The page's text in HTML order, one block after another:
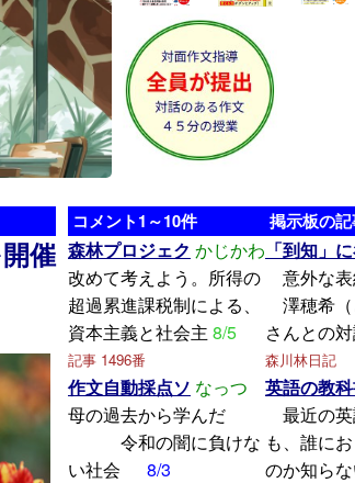
催
コメント1～10件
森林プロジェク かじかわ
改めて考えよう。所得の
超過累進課税制による、
資本主義と社会主 8/5
記事 1496番
作文自動採点ソ なっつ
母の過去から学んだ
令和の闇に負けな
い社会
8/3
掲示板の
「到知」
意外な表
澤穂希（
さんとの
森川林日記
英語の教
最近の
も、誰に
のか知ら